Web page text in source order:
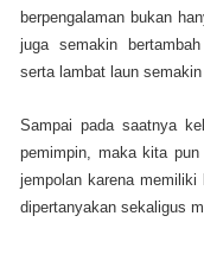
berpengalaman bukan
juga semakin
serta lambat laun
Sampai pada saatnya
pemimpin, maka kita
jempolan karena
dipertanyakan sekaligus